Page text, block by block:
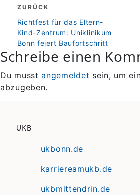
Beitragsnavigation
ZURÜCK
zurück
Richtfest für das Eltern-
Kind-Zentrum: Uniklinikum
Bonn feiert Baufortschritt
Schreibe einen
Du musstangemeldet sein, um
abzugeben.
UKB
ukbonn.de
karriereamukb.de
ukbmittendrin.de